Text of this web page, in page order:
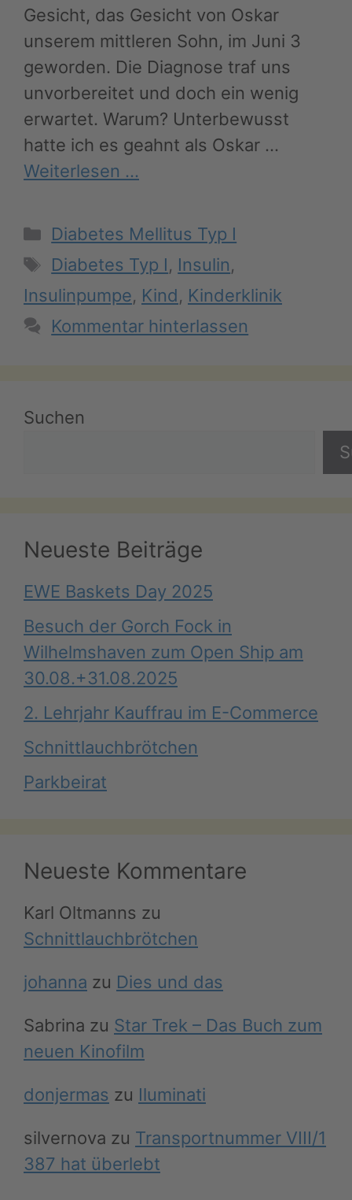
Gesicht, das Gesicht von Oskar
unserem mittleren Sohn, im Juni 3
geworden. Die Diagnose traf uns
unvorbereitet und doch ein wenig
erwartet. Warum? Unterbewusst
hatte ich es geahnt als Oskar …
Weiterlesen …
Kategorien
Diabetes Mellitus Typ I
Schlagwörter
Diabetes Typ I, Insulin,
Insulinpumpe, Kind, Kinderklinik
Kommentar hinterlassen
Suchen
Neueste Beiträge
EWE Baskets Day 2025
Besuch der Gorch Fock in
Wilhelmshaven zum Open Ship am
30.08.+31.08.2025
2. Lehrjahr Kauffrau im E-Commerce
Schnittlauchbrötchen
Parkbeirat
Neueste Kommentare
Karl Oltmanns zu
Schnittlauchbrötchen
johanna zu Dies und das
Sabrina zu Star Trek – Das Buch zum
neuen Kinofilm
donjermas zu Iluminati
silvernova zu Transportnummer VIII/1
387 hat überlebt